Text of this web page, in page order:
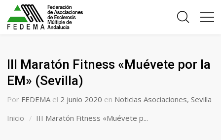
III Maratón Fitness «Muévete por la
EM» (Sevilla)
Por FEDEMA el 2 junio 2020 en Noticias Asociaciones,Sevilla
Inicio
III Maratón Fitness «Muévete p...